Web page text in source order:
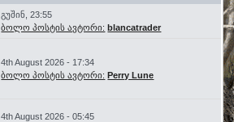
გუშინ, 23:55
ბოლო პოსტის ავტორი: blancatrader
4th August 2026 - 17:34
ბოლო პოსტის ავტორი: Perry Lune
4th August 2026 - 05:45